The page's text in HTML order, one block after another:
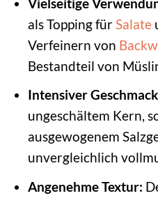
als Topping fürSalate
Verfeinern von
Bestandteil von
Intensiver
ungeschältem Kern,
ausgewogenem
unvergleichlich
Angenehme Textur: